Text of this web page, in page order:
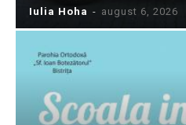
Iulia Hoha - august 6, 2026